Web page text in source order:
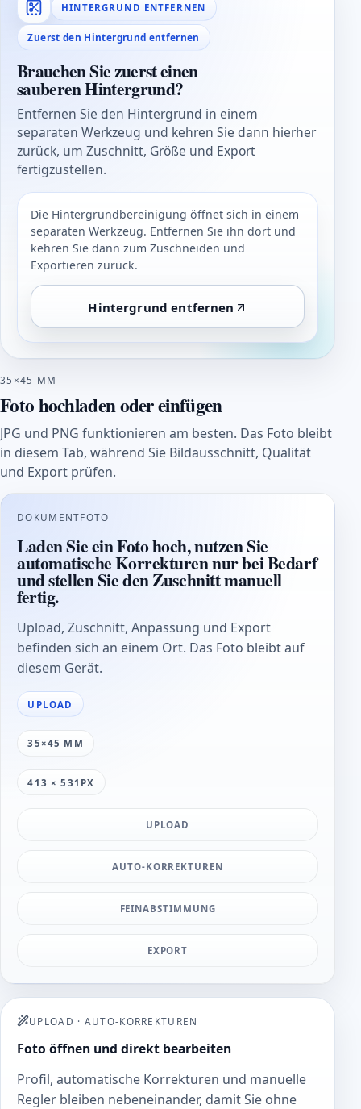
HINTERGRUND ENTFERNEN
Zuerst den Hintergrund entfernen
Brauchen Sie zuerst einen
sauberen Hintergrund?
Entfernen Sie den Hintergrund in einem
separaten Werkzeug und kehren Sie dann hierher
zurück, um Zuschnitt, Größe und Export
fertigzustellen.
Die Hintergrundbereinigung öffnet sich in einem
separaten Werkzeug. Entfernen Sie ihn dort und
kehren Sie dann zum Zuschneiden und
Exportieren zurück.
Hintergrund entfernen
35×45 MM
Foto hochladen oder einfügen
JPG und PNG funktionieren am besten. Das Foto bleibt
in diesem Tab, während Sie Bildausschnitt, Qualität
und Export prüfen.
DOKUMENTFOTO
Laden Sie ein Foto hoch, nutzen Sie
automatische Korrekturen nur bei Bedarf
und stellen Sie den Zuschnitt manuell
fertig.
Upload, Zuschnitt, Anpassung und Export
befinden sich an einem Ort. Das Foto bleibt auf
diesem Gerät.
UPLOAD
35×45 MM
413 × 531PX
UPLOAD
AUTO-KORREKTUREN
FEINABSTIMMUNG
EXPORT
UPLOAD · AUTO-KORREKTUREN
Foto öffnen und direkt bearbeiten
Profil, automatische Korrekturen und manuelle
Regler bleiben nebeneinander, damit Sie ohne